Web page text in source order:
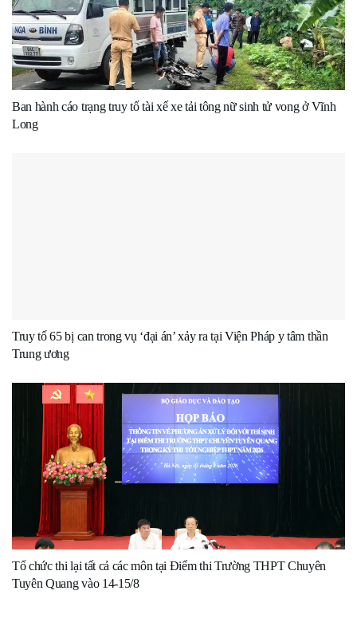
Ban hành cáo trạng truy tố tài xế xe tải tông nữ sinh tử vong ở Vĩnh
Long
Truy tố 65 bị can trong vụ ‘đại án’ xảy ra tại Viện Pháp y tâm thần
Trung ương
Tổ chức thi lại tất cả các môn tại Điểm thi Trường THPT Chuyên
Tuyên Quang vào 14-15/8